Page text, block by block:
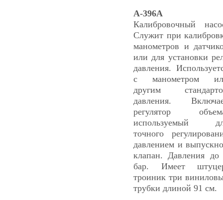
А-396А
Калибровочный
Служит при
манометров и
или для установки
давления.
с манометром
другим
давления.
регулятор
используемый
точного
давлением и
клапан. Давления до
бар. Имеет
троиник три
трубки длиной 91 см.